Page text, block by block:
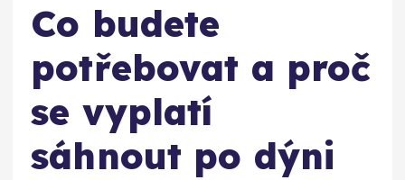
Co budete
potřebovat a proč
se vyplatí
sáhnout po dýni